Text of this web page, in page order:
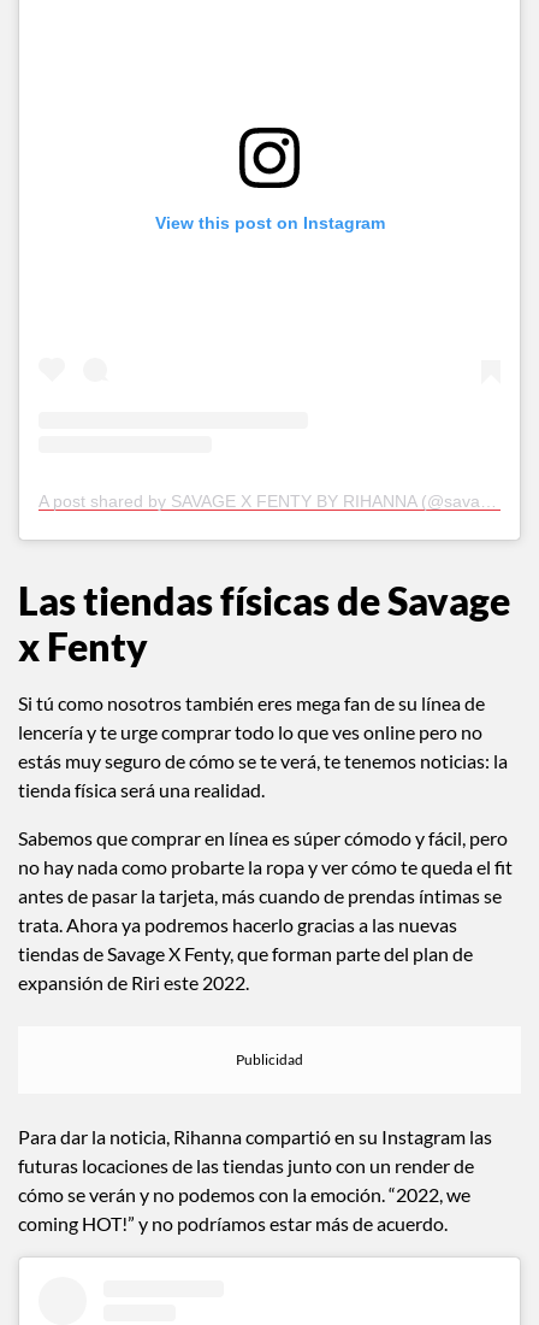
View this post on Instagram
Las tiendas físicas de Savage
x Fenty
Si tú como nosotros también eres mega fan de su línea de
lencería y te urge comprar todo lo que ves online pero no
estás muy seguro de cómo se te verá, te tenemos noticias: la
tienda física será una realidad.
Sabemos que comprar en línea es súper cómodo y fácil, pero
no hay nada como probarte la ropa y ver cómo te queda el fit
antes de pasar la tarjeta, más cuando de prendas íntimas se
trata. Ahora ya podremos hacerlo gracias a las nuevas
tiendas de Savage X Fenty, que forman parte del plan de
expansión de Riri este 2022.
Para dar la noticia, Rihanna compartió en su Instagram las
futuras locaciones de las tiendas junto con un render de
cómo se verán y no podemos con la emoción. “2022, we
coming HOT!” y no podríamos estar más de acuerdo.